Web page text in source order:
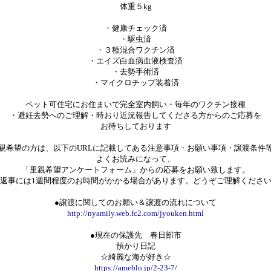
体重５kg
・健康チェック済
・駆虫済
・３種混合ワクチン済
・エイズ白血病血液検査済
・去勢手術済
・マイクロチップ装着済
ペット可住宅にお住まいで完全室内飼い・毎年のワクチン接種
・避妊去勢へのご理解・時おり近況報告してくださる方からのご応募を
お待ちしております
希望の方は、以下のURLに記載してある注意事項・お願い事項・譲渡条件
よくお読みになって、
「里親希望アンケートフォーム」からの応募をお願い致します。
事には1週間程度のお時間がかかる場合があります。どうぞご理解ください
●譲渡に関してのお願い＆譲渡の流れについて
http://nyamily.web.fc2.com/jyouken.html
●現在の保護先 春日部市
預かり日記
☆綺麗な海が好き☆
https://ameblo.jp/2-23-7/